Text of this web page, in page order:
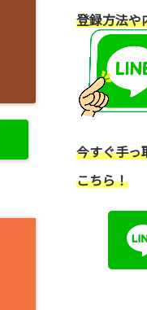
登録方法や
今すぐ手っ
こちら！